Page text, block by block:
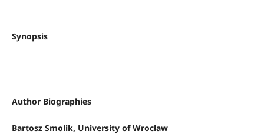
Synopsis
Author Biographies
Bartosz Smolik, University of Wrocław